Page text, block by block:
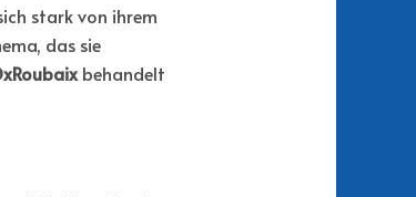
stark von ihrem
das sie
behandelt